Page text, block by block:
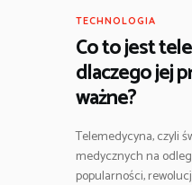
TECHNOLOGIA
Co to jest
dlaczego jej
ważne?
Telemedycyna, czyli
medycznych na
popularności,